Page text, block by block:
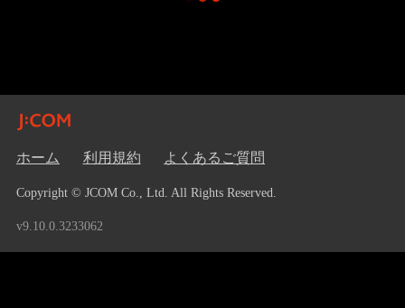
ホーム 利用規約 よくあるご質問
Copyright © JCOM Co., Ltd. All Rights Reserved.
v9.10.0.3233062